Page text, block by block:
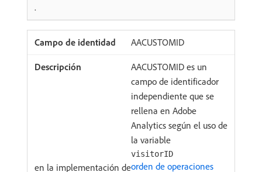
.
AACUSTOMID
AACUSTOMID es un
campo de identificador
independiente que se
rellena en Adobe
Analytics según el uso de
la variable
visitorID
en la implementación deorden de operaciones